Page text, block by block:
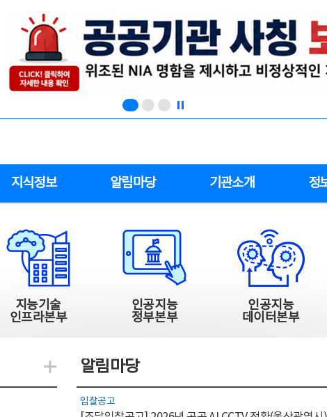
지식정보 알림마당 기관소개 정
지능기술
인프라본부
인공지능
정부본부
인공지능
데이터본부
지식관련 더보기
알림마당
입찰공고